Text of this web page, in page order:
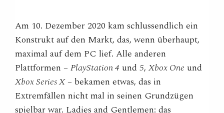
Am 10. Dezember 2020 kam schlussendlich ein
Konstrukt auf den Markt, das, wenn überhaupt,
maximal auf dem PC lief. Alle anderen
Plattformen – PlayStation 4und5,Xbox One und
Xbox Series X– bekamen etwas, das in
Extremfällen nicht mal in seinen Grundzügen
spielbar war. Ladies and Gentlemen: das